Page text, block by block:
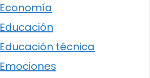
Economía
Educación
Educación técnica
Emociones